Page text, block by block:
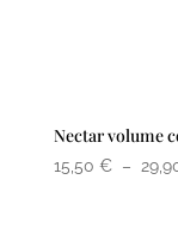
Nectar volume
15,50 € –